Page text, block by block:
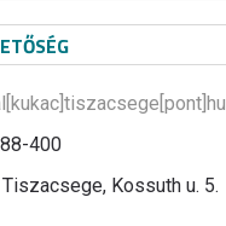
400
Kossuth u. 5.